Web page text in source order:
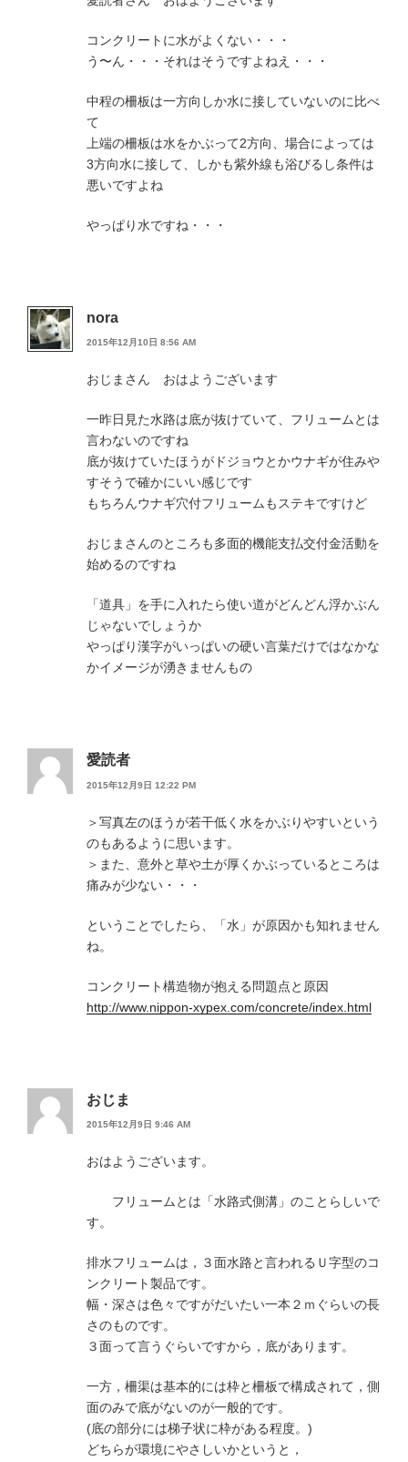
コンクリートに水がよくない・・・
う〜ん・・・それはそうですよねえ・・・
中程の柵板は一方向しか水に接していないのに比べ
て
上端の柵板は水をかぶって2方向、場合によっては
3方向水に接して、しかも紫外線も浴びるし条件は
悪いですよね
やっぱり水ですね・・・
nora
2015年12月10日 8:56 AM
おじまさん おはようございます
一昨日見た水路は底が抜けていて、フリュームとは
言わないのですね
底が抜けていたほうがドジョウとかウナギが住みや
すそうで確かにいい感じです
もちろんウナギ穴付フリュームもステキですけど
おじまさんのところも多面的機能支払交付金活動を
始めるのですね
「道具」を手に入れたら使い道がどんどん浮かぶん
じゃないでしょうか
やっぱり漢字がいっぱいの硬い言葉だけではなかな
かイメージが湧きませんもの
愛読者
2015年12月9日 12:22 PM
＞写真左のほうが若干低く水をかぶりやすいという
のもあるように思います。
＞また、意外と草や土が厚くかぶっているところは
痛みが少ない・・・
ということでしたら、「水」が原因かも知れません
ね。
コンクリート構造物が抱える問題点と原因
http://www.nippon-xypex.com/concrete/index.html
おじま
2015年12月9日 9:46 AM
おはようございます。
フリュームとは「水路式側溝」のことらしいで
す。
排水フリュームは，３面水路と言われるＵ字型のコ
ンクリート製品です。
幅・深さは色々ですがだいたい一本２ｍぐらいの長
さのものです。
３面って言うぐらいですから，底があります。
一方，柵渠は基本的には枠と柵板で構成されて，側
面のみで底がないのが一般的です。
(底の部分には梯子状に枠がある程度。)
どちらが環境にやさしいかというと，